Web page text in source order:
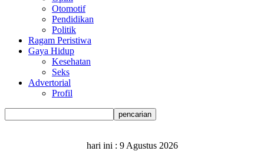
Otomotif
Pendidikan
Politik
Ragam Peristiwa
Gaya Hidup
Kesehatan
Seks
Advertorial
Profil
hari ini : 9 Agustus 2026